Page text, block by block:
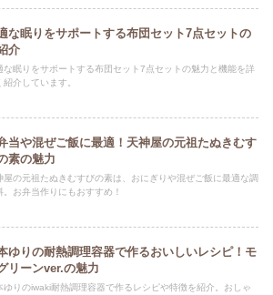
な眠りをサポートする布団セット7点セットの
介
な眠りをサポートする布団セット7点セットの魅力と機能を詳
紹介しています。
当や混ぜご飯に最適！天神屋の元祖たぬきむす
素の魅力
屋の元祖たぬきむすびの素は、おにぎりや混ぜご飯に最適な調
。お弁当作りにもおすすめ！
ゆりの耐熱調理容器で作るおいしいレシピ！モ
リーンver.の魅力
ゆりのiwaki耐熱調理容器で作るレシピや特徴を紹介。おしゃ